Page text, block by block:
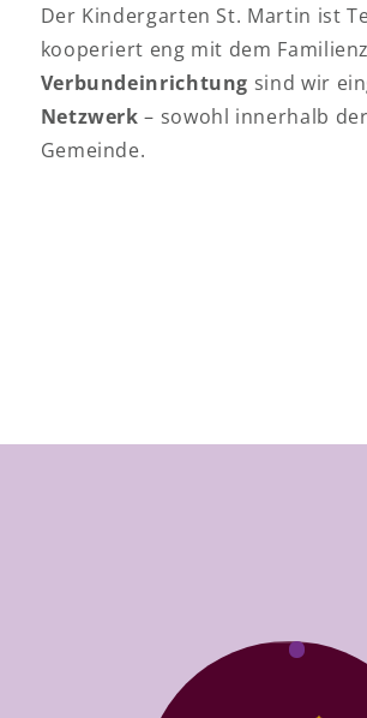
Der Kindergarten St. Martin ist
kooperiert eng mit dem
Verbundeinrichtung sind wir
Netzwerk – sowohl innerhalb
Gemeinde.